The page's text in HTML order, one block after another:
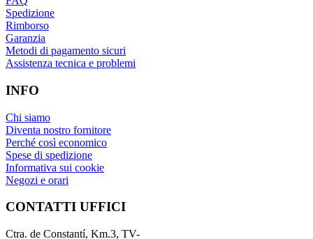
Spedizione
Rimborso
Garanzia
Metodi di pagamento sicuri
Assistenza tecnica e problemi
INFO
Chi siamo
Diventa nostro fornitore
Perché così economico
Spese di spedizione
Informativa sui cookie
Negozi e orari
CONTATTI UFFICI
Ctra. de Constantí, Km.3, TV-